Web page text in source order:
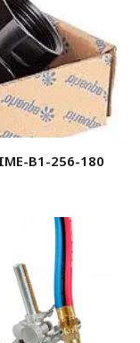
B1-256-180